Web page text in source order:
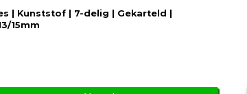
| Kunststof | 7-delig | Gekarteld |
15mm